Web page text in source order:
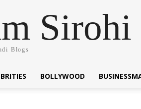
Sirohi
Blogs
BOLLYWOOD